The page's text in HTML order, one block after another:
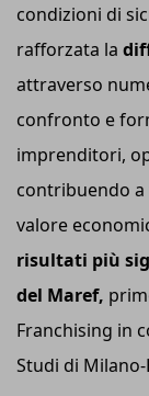
condizioni di
rafforzata la
attraverso
confronto e
imprenditori,
contribuendo a
valore
risultati più
del Maref,
Franchising in
Studi di Milano-